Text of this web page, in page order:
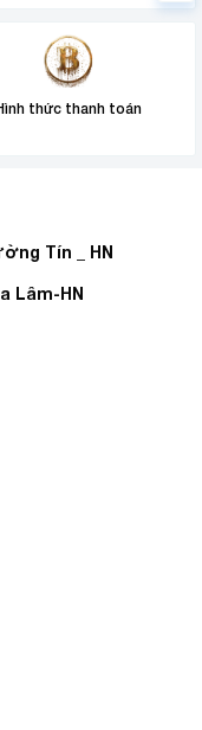
thức thanh toán
Tín _ HN
Lâm-HN